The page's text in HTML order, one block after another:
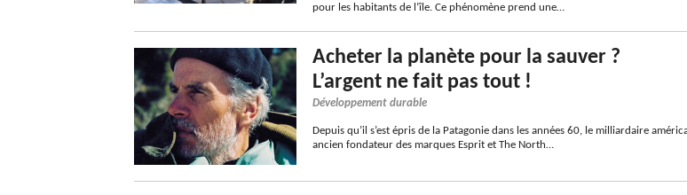
pour les habitants de l’île. Ce phénomène prend une…
Acheter la planète pour la sauver ?
L’argent ne fait pas tout !
Développement durable
Depuis qu’il s’est épris de la Patagonie dans les années 60, le milliardaire
ancien fondateur des marques Esprit et The North…